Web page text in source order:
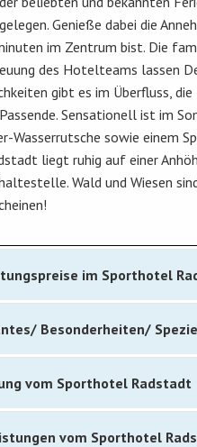
Genieße dabei die
im Zentrum bist. Die
des Hotelteams lassen
gibt es im Überfluss,
Sensationell ist im
Wasserrutsche sowie einem
liegt ruhig auf einer
Wald und Wiesen
im Sporthotel
Besonderheiten/
vom Sporthotel Radstadt
vom Sporthotel